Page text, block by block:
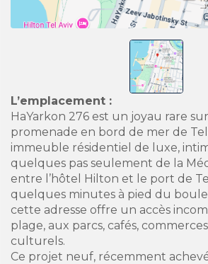
L’emplacement :
HaYarkon 276 est un joyau rare
promenade en bord de mer de
immeuble résidentiel de luxe,
quelques pas seulement de la
entre l’hôtel Hilton et le port de
quelques minutes à pied du
cette adresse offre un accès
plage, aux parcs, cafés,
culturels.
Ce projet neuf, récemment